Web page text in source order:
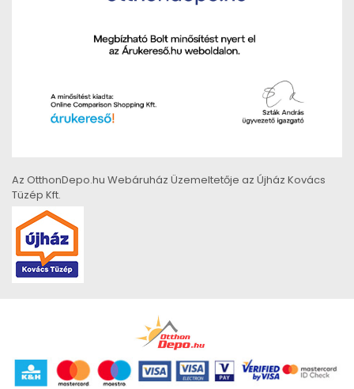
Az OtthonDepo.hu Webáruház Üzemeltetője az Újház Kovács
Tüzép Kft.